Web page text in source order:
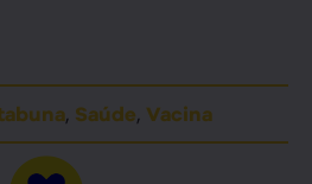
, Saúde, Vacina